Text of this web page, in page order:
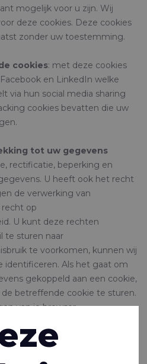
mogelijk voor u zijn. Wij
deze cookies. Deze cookies
zonder uw toestemming.
cookies: met deze cookies
en LinkedIn welke
via hun social media sharing
cookies bevatten die uw
tot uw gegevens
rectificatie, beperking en
U heeft ook het recht
de verwerking van
op
U kunt deze rechten
te sturen naar
te voorkomen, kunnen wij
identificeren. Als het gaat om
gekoppeld aan een cookie,
betreffende cookie te sturen.
van je browser.
verwijderen
eenvoudig zelf blokkeren of